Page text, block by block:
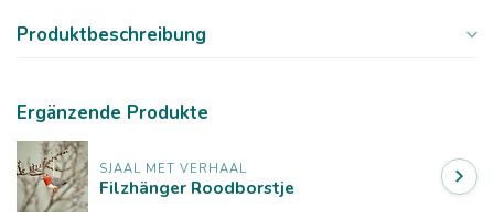
Produktbeschreibung
Ergänzende Produkte
SJAAL MET VERHAAL
Filzhänger Roodborstje